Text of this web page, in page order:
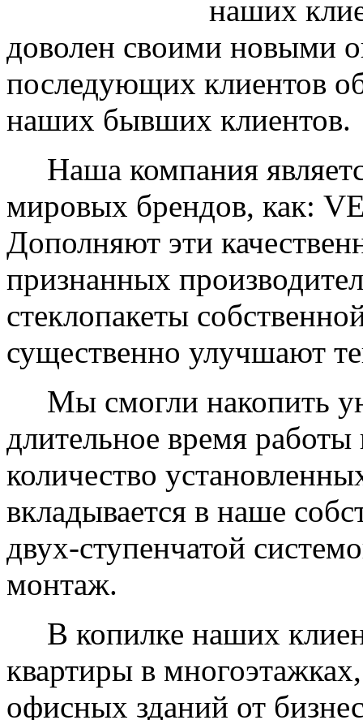
наших
доволен своими новыми
последующих клиентов
наших бывших клиентов.
Наша компания
мировых брендов, как:
Дополняют эти
признанных
стеклопакеты
существенно улучшают
Мы смогли накопить
длительное время
количество
вкладывается в наше
двух-ступенчатой
монтаж.
В копилке наших
квартиры в
офисных зданий от